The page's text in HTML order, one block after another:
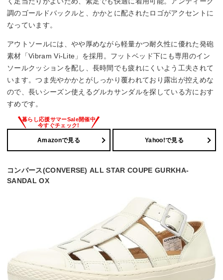
調のゴールドバックルと、かかとに配されたロゴがアクセントに
なっています。
アウトソールには、やや厚めながら軽量かつ耐久性に優れた発砲
素材「Vibram Vi-Lite」を採用。フットベッド下にも専用のイン
ソールクッションを配し、長時間でも疲れにくいよう工夫されて
います。つま先やかかとがしっかり覆われており露出が控えめな
ので、長いシーズン使えるグルカサンダルを探している方におす
すめです。
Amazonで見る Yahoo!で見る
コンバース(CONVERSE) ALL STAR COUPE GURKHA-
SANDAL OX